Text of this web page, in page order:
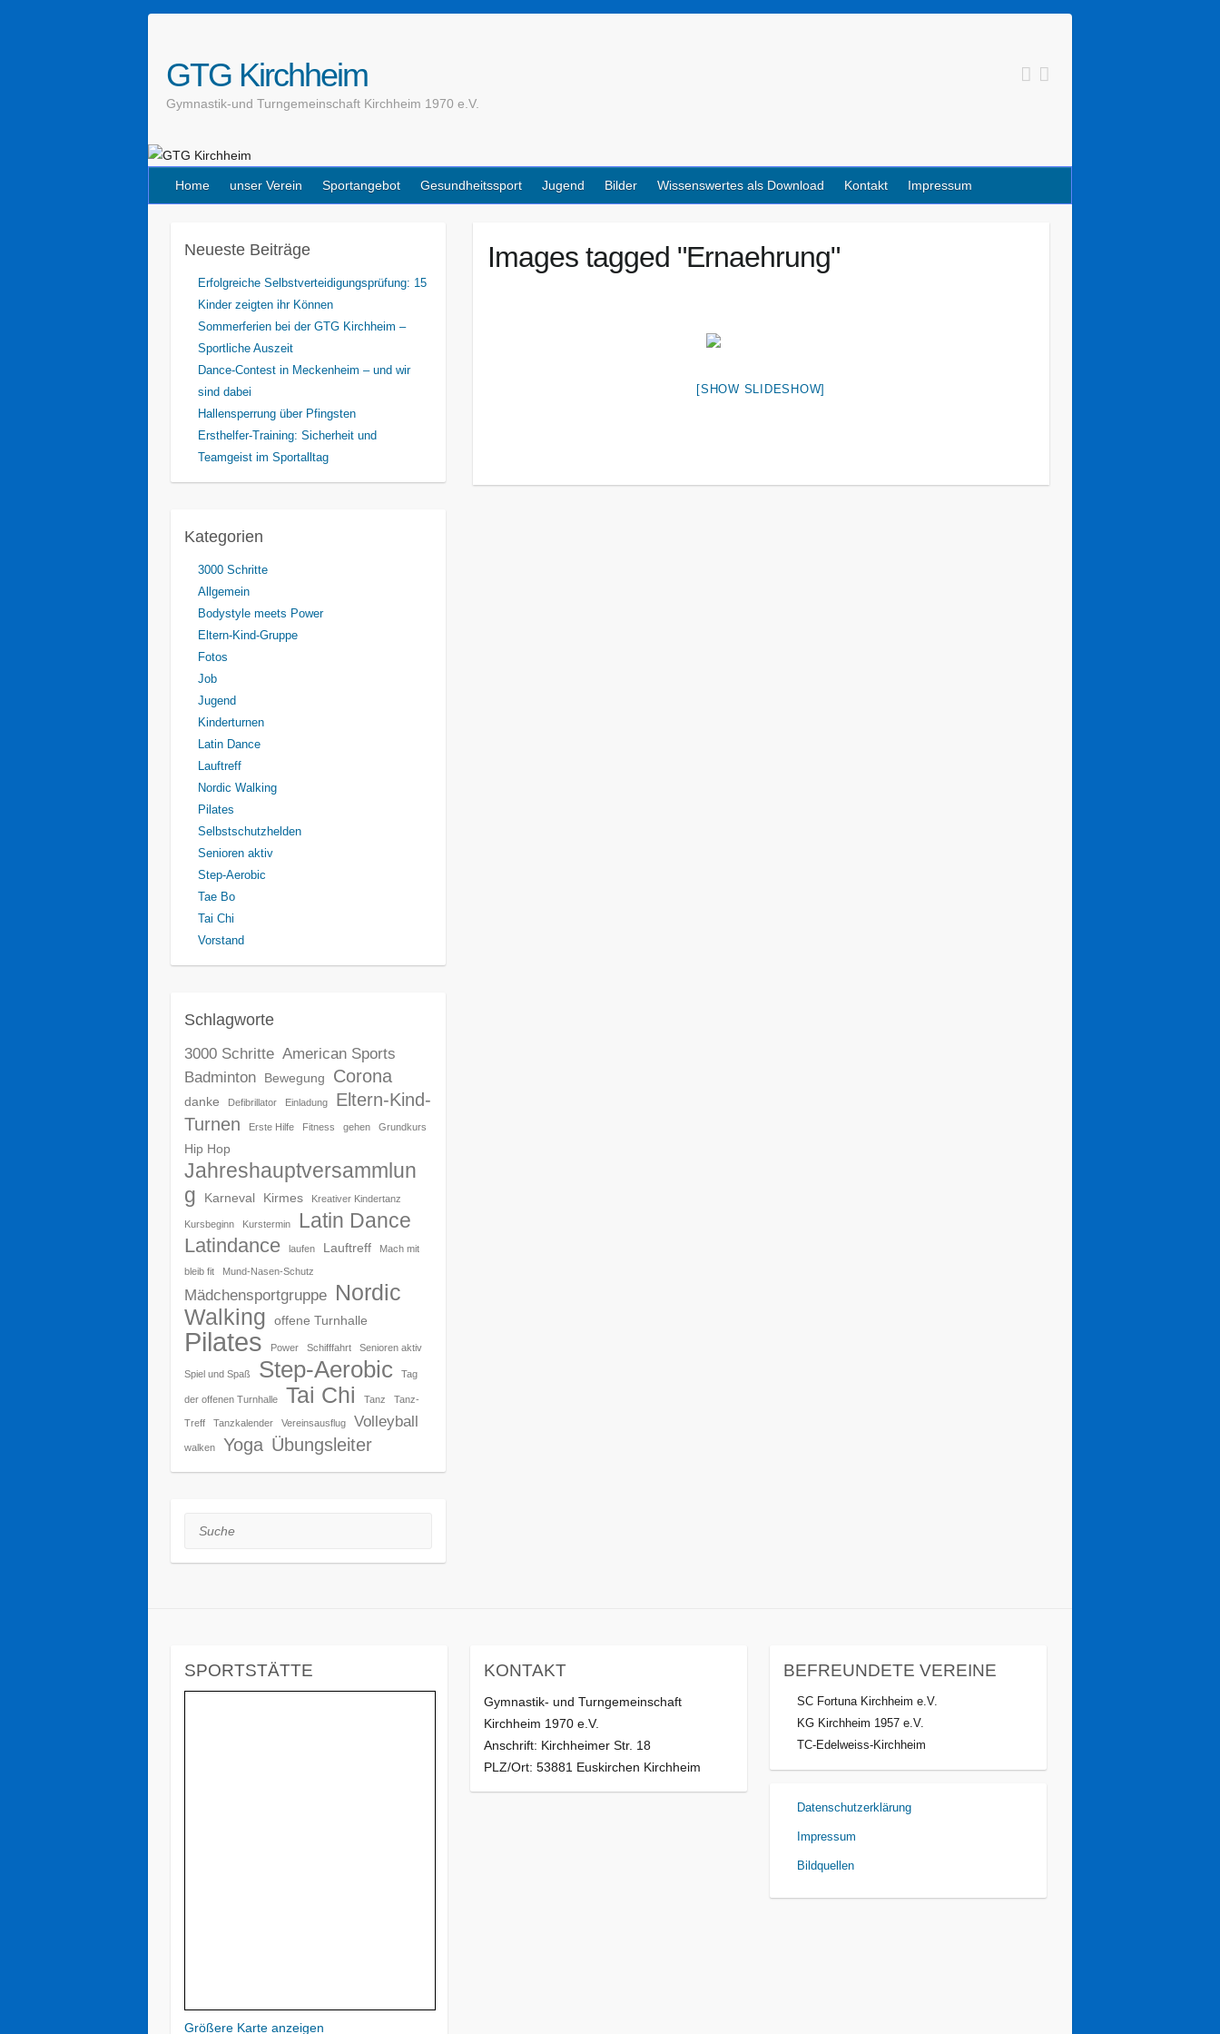
GTG Kirchheim
Gymnastik-und Turngemeinschaft Kirchheim 1970 e.V.
Home unser Verein Sportangebot Gesundheitssport Jugend Bilder Wissenswertes als Download Kontakt Impressum
Images tagged "Ernaehrung"
[SHOW SLIDESHOW]
Neueste Beiträge
Erfolgreiche Selbstverteidigungsprüfung: 15
Kinder zeigten ihr Können
Sommerferien bei der GTG Kirchheim –
Sportliche Auszeit
Dance-Contest in Meckenheim – und wir
sind dabei
Hallensperrung über Pfingsten
Ersthelfer-Training: Sicherheit und
Teamgeist im Sportalltag
Kategorien
3000 Schritte
Allgemein
Bodystyle meets Power
Eltern-Kind-Gruppe
Fotos
Job
Jugend
Kinderturnen
Latin Dance
Lauftreff
Nordic Walking
Pilates
Selbstschutzhelden
Senioren aktiv
Step-Aerobic
Tae Bo
Tai Chi
Vorstand
Schlagworte
3000 Schritte American Sports
Badminton
Bewegung Corona
danke Defibrillator Einladung
Eltern-Kind-
Turnen
Erste Hilfe Fitness gehen Grundkurs
Hip Hop
Jahreshauptversammlun
g
Karneval Kirmes Kreativer Kindertanz
Kursbeginn Kurstermin Latin Dance
Latindance laufen Lauftreff Mach mit
bleib fit Mund-Nasen-Schutz
Mädchensportgruppe Nordic
Walking
offene Turnhalle
Pilates Power Schifffahrt Senioren aktiv
Spiel und Spaß Step-Aerobic Tag
der offenen Turnhalle Tai Chi Tanz Tanz-
Treff Tanzkalender Vereinsausflug Volleyball
walken Yoga Übungsleiter
Suche
SPORTSTÄTTE
Größere Karte anzeigen
KONTAKT
Gymnastik- und Turngemeinschaft
Kirchheim 1970 e.V.
Anschrift: Kirchheimer Str. 18
PLZ/Ort: 53881 Euskirchen Kirchheim
BEFREUNDETE VEREINE
SC Fortuna Kirchheim e.V.
KG Kirchheim 1957 e.V.
TC-Edelweiss-Kirchheim
Datenschutzerklärung
Impressum
Bildquellen